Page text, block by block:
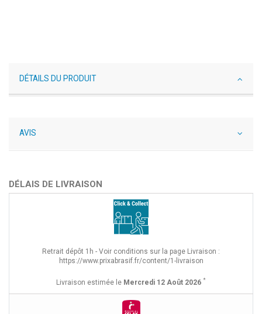
DÉTAILS DU PRODUIT
AVIS
DÉLAIS DE LIVRAISON
Retrait dépôt 1h - Voir conditions sur la page Livraison :
https://www.prixabrasif.fr/content/1-livraison
Livraison estimée le Mercredi 12 Août 2026 *